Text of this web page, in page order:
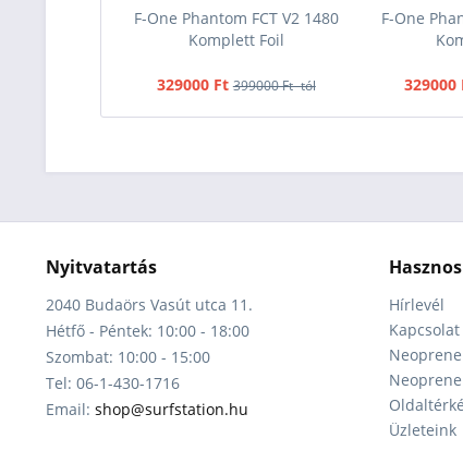
F-One Phantom FCT V2 1480
Komplett Foil
329000 Ft 399000 Ft -tól
F-One
329000
Nyitvatartás
2040 Budaörs Vasút utca 11.
Hétfő - Péntek: 10:00 - 18:00
Szombat: 10:00 - 15:00
Tel: 06-1-430-1716
Email: shop@surfstation.hu
Hírlevél
Kapcsolat
Üzleteink